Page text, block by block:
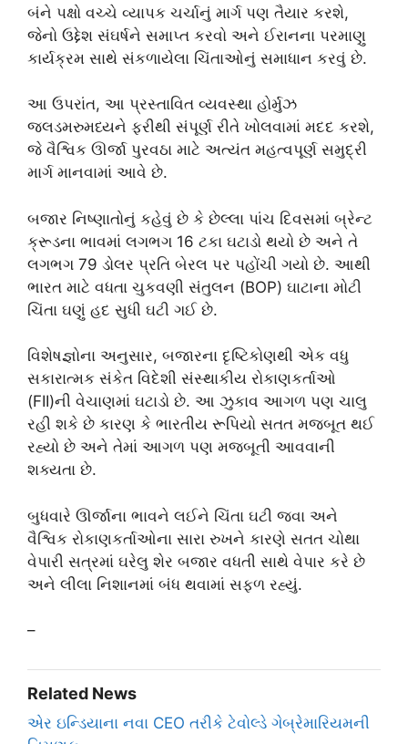
બંને પક્ષો વચ્ચે વ્યાપક ચર્ચાનું માર્ગ પણ તૈયાર કરશે,
જેનો ઉદ્દેશ સંઘર્ષને સમાપ્ત કરવો અને ઈરાનના પરમાણુ
કાર્યક્રમ સાથે સંકળાયેલા ચિંતાઓનું સમાધાન કરવું છે.
આ ઉપરાંત, આ પ્રસ્તાવિત વ્યવસ્થા હોર્મુઝ
જલડમરુમધ્યને ફરીથી સંપૂર્ણ રીતે ખોલવામાં મદદ કરશે,
જે વૈશ્વિક ઊર્જા પુરવઠા માટે અત્યંત મહત્વપૂર્ણ સમુદ્રી
માર્ગ માનવામાં આવે છે.
બજાર નિષ્ણાતોનું કહેવું છે કે છેલ્લા પાંચ દિવસમાં બ્રેન્ટ
ક્રૂડના ભાવમાં લગભગ 16 ટકા ઘટાડો થયો છે અને તે
લગભગ 79 ડોલર પ્રતિ બેરલ પર પહોંચી ગયો છે. આથી
ભારત માટે વધતા ચુકવણી સંતુલન (BOP) ઘાટાના મોટી
ચિંતા ઘણું હદ સુધી ઘટી ગઈ છે.
વિશેષજ્ઞોના અનુસાર, બજારના દૃષ્ટિકોણથી એક વધુ
સકારાત્મક સંકેત વિદેશી સંસ્થાકીય રોકાણકર્તાઓ
(FII)ની વેચાણમાં ઘટાડો છે. આ ઝુકાવ આગળ પણ ચાલુ
રહી શકે છે કારણ કે ભારતીય રૂપિયો સતત મજબૂત થઈ
રહ્યો છે અને તેમાં આગળ પણ મજબૂતી આવવાની
શક્યતા છે.
બુધવારે ઊર્જાના ભાવને લઈને ચિંતા ઘટી જવા અને
વૈશ્વિક રોકાણકર્તાઓના સારા રુખને કારણે સતત ચોથા
વેપારી સત્રમાં ઘરેલુ શેર બજાર વધતી સાથે વેપાર કરે છે
અને લીલા નિશાનમાં બંધ થવામાં સફળ રહ્યું.
–
Related News
એર ઇન્ડિયાના નવા CEO તરીકે ટેવોલ્ડે ગેબ્રેમારિયમની